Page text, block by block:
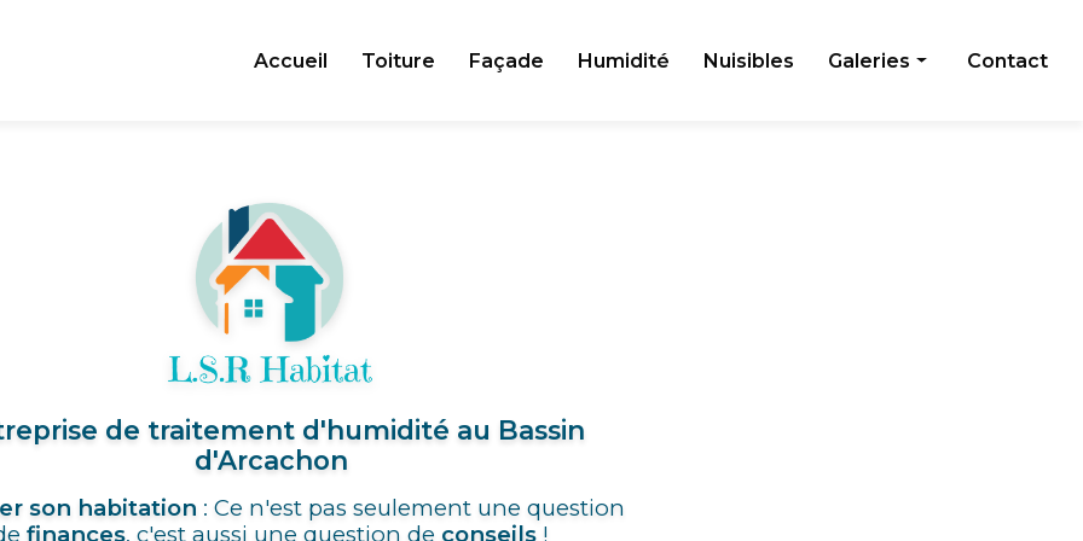
Accueil Toiture Façade Humidité Nuisibles Galeries Contact
de traitement d'humidité au Bassin
d'Arcachon
son habitation : Ce n'est pas seulement une question
finances, c'est aussi une question de conseils !